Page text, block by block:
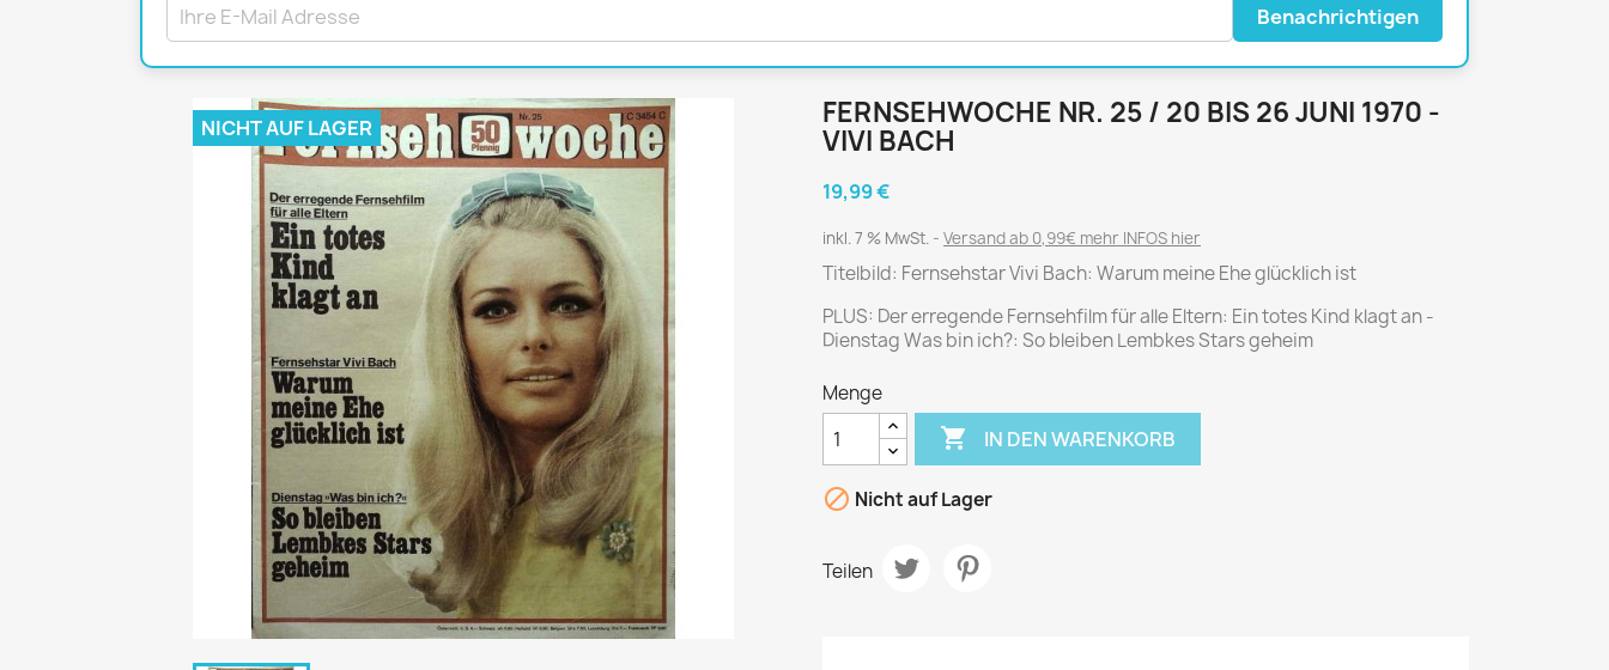
POP Rocky
Yam!
Shape
Gute Fahrt
Klassik Motorrad
MO Zeitschrift
Motor Klassik
Motorrad Classic
Oldtimer Markt
PS das Sport Motorrad
TOURENFAHRER
P.M. Biografie
PM Magazin
Unser Wald
Graceland
JUICE
Rolling Stone
Für Sie
GESCHICHTE / POLITIK /
BOULEVARD
Bunte Illustrierte Zeitschrift
Cicero Zeitschrift
Das Magazin
Bravo Screenfun
REISE &
URLAUB
MERIAN
Benachrichtigen
NICHT AUF LAGER
FERNSEHWOCHE NR. 25 / 20 BIS 26 JUNI 1970 -
VIVI BACH
19,99 €
inkl. 7 % MwSt. Versand ab 0,99€ mehr INFOS hier
Titelbild: Fernsehstar Vivi Bach: Warum meine Ehe glücklich ist
PLUS: Der erregende Fernsehfilm für alle Eltern: Ein totes Kind klagt an -
Dienstag Was bin ich?: So bleiben Lembkes Stars geheim
Menge
 IN DEN WARENKORB
 Nicht auf Lager
Teilen